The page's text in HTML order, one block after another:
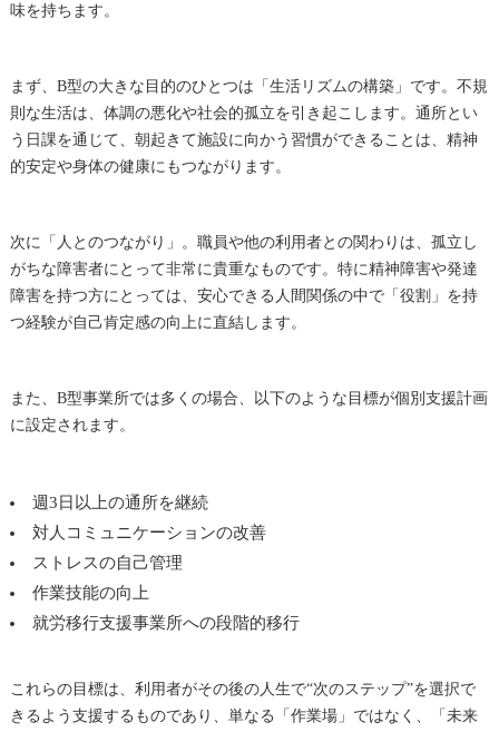
味を持ちます。
まず、B型の大きな目的のひとつは「生活リズムの構築」です。不規
則な生活は、体調の悪化や社会的孤立を引き起こします。通所とい
う日課を通じて、朝起きて施設に向かう習慣ができることは、精神
的安定や身体の健康にもつながります。
次に「人とのつながり」。職員や他の利用者との関わりは、孤立し
がちな障害者にとって非常に貴重なものです。特に精神障害や発達
障害を持つ方にとっては、安心できる人間関係の中で「役割」を持
つ経験が自己肯定感の向上に直結します。
また、B型事業所では多くの場合、以下のような目標が個別支援計画
に設定されます。
週3日以上の通所を継続
対人コミュニケーションの改善
ストレスの自己管理
作業技能の向上
就労移行支援事業所への段階的移行
これらの目標は、利用者がその後の人生で“次のステップ”を選択で
きるよう支援するものであり、単なる「作業場」ではなく、「未来